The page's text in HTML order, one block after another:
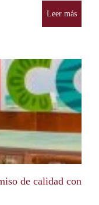
Leer más
de calidad con